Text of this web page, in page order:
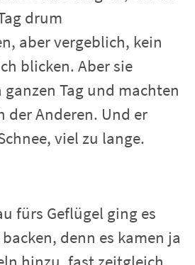
drum
aber vergeblich, kein
blicken. Aber sie
Tag und machten
der Anderen. Und er
viel zu lange.
fürs Geflügel ging es
denn es kamen ja